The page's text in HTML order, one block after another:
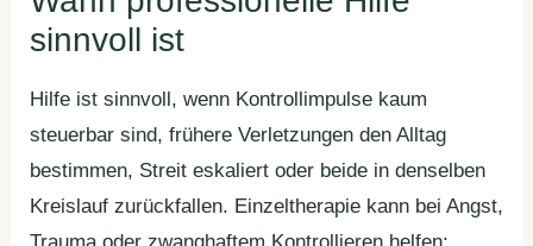
sinnvoll ist
Hilfe ist sinnvoll, wenn Kontrollimpulse kaum
steuerbar sind, frühere Verletzungen den Alltag
bestimmen, Streit eskaliert oder beide in denselben
Kreislauf zurückfallen. Einzeltherapie kann bei Angst,